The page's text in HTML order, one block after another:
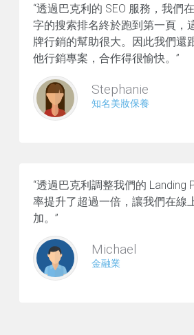
“透過巴克利的 SEO 服務，我們
字的搜索排名終於跑到第一頁，
牌行銷的幫助很大。因此我們還
他行銷專案，合作得很愉快。”
Stephanie
知名美妝保養
“透過巴克利調整我們的 Landing
率提升了超過一倍，讓我們在線
加。”
Michael
金融業